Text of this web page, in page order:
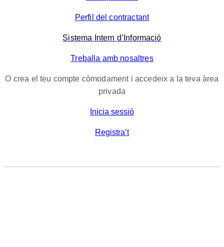
Perfil del contractant
Sistema Intern d’Informació
Treballa amb nosaltres
O crea el teu compte còmodament i accedeix a la teva àrea
privada
Inicia sessió
Registra’t